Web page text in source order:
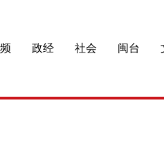
政经 社会 闽台